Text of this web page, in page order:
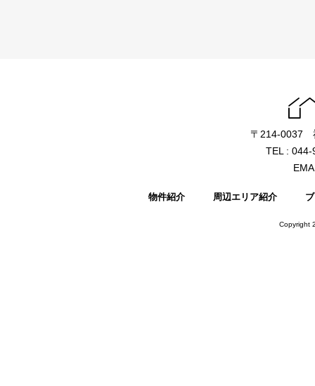
〒214-0037
TEL :
物件紹介 周辺エリア紹介
Copyright